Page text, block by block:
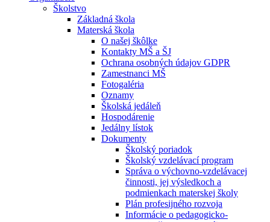
Školstvo
Základná škola
Materská škola
O našej škôlke
Kontakty MŠ a ŠJ
Ochrana osobných údajov GDPR
Zamestnanci MŠ
Fotogaléria
Oznamy
Školská jedáleň
Hospodárenie
Jedálny lístok
Dokumenty
Školský poriadok
Školský vzdelávací program
Správa o výchovno-vzdelávacej
činnosti, jej výsledkoch a
podmienkach materskej školy
Plán profesijného rozvoja
Informácie o pedagogicko-